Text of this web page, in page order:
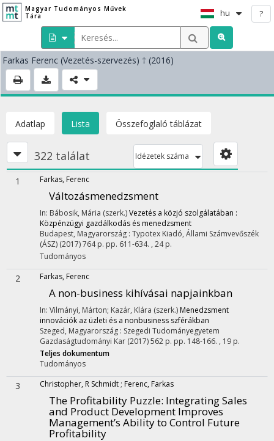
Magyar Tudományos Művek
Tára
hu ?
Farkas Ferenc (Vezetés-szervezés) † (2016)
Adatlap Lista Összefoglaló táblázat
322 találat Idézetek száma
1 Farkas, Ferenc
Változásmenedzsment
In: Bábosik, Mária (szerk.)Vezetés a közjó szolgálatában :
Közpénzügyi gazdálkodás és menedzsment
Budapest, Magyarország : Typotex Kiadó, Állami Számvevőszék
(ÁSZ) (2017)764 p. pp. 611-634. , 24 p.
Tudományos
2 Farkas, Ferenc
A non-business kihívásai napjainkban
In: Vilmányi, Márton; Kazár, Klára (szerk.) Menedzsment
innovációk az üzleti és a nonbusiness szférákban
Szeged, Magyarország : Szegedi Tudományegyetem
Gazdaságtudományi Kar (2017)562 p. pp. 148-166. , 19 p.
Teljes dokumentum
Tudományos
3 Christopher, R Schmidt ; Ferenc, Farkas
The Profitability Puzzle: Integrating Sales
and Product Development Improves
Management’s Ability to Control Future
Profitability